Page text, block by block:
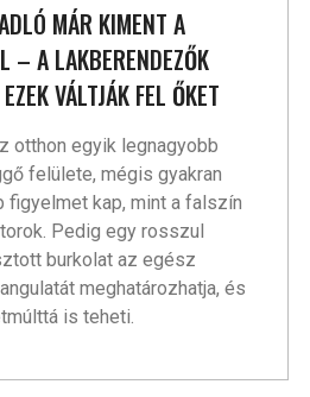
MÁR KIMENT A
– A LAKBERENDEZŐK
VÁLTJÁK FEL ŐKET
otthon egyik legnagyobb
felülete, mégis gyakran
figyelmet kap, mint a falszín
Pedig egy rosszul
burkolat az egész
meghatározhatja, és
is teheti.